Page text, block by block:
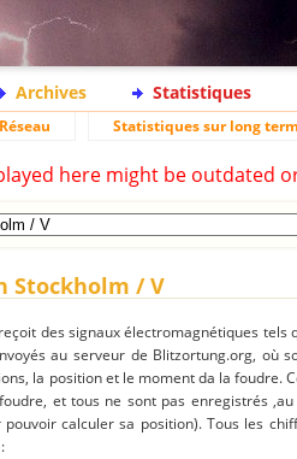
Archives Statistiques
Réseau Statistiques sur long
here might be outdated
Stockholm / V
des signaux électromagnétiques tels
au serveur de Blitzortung.org, où
la position et le moment da la foudre.
et tous ne sont pas enregistrés
calculer sa position). Tous les